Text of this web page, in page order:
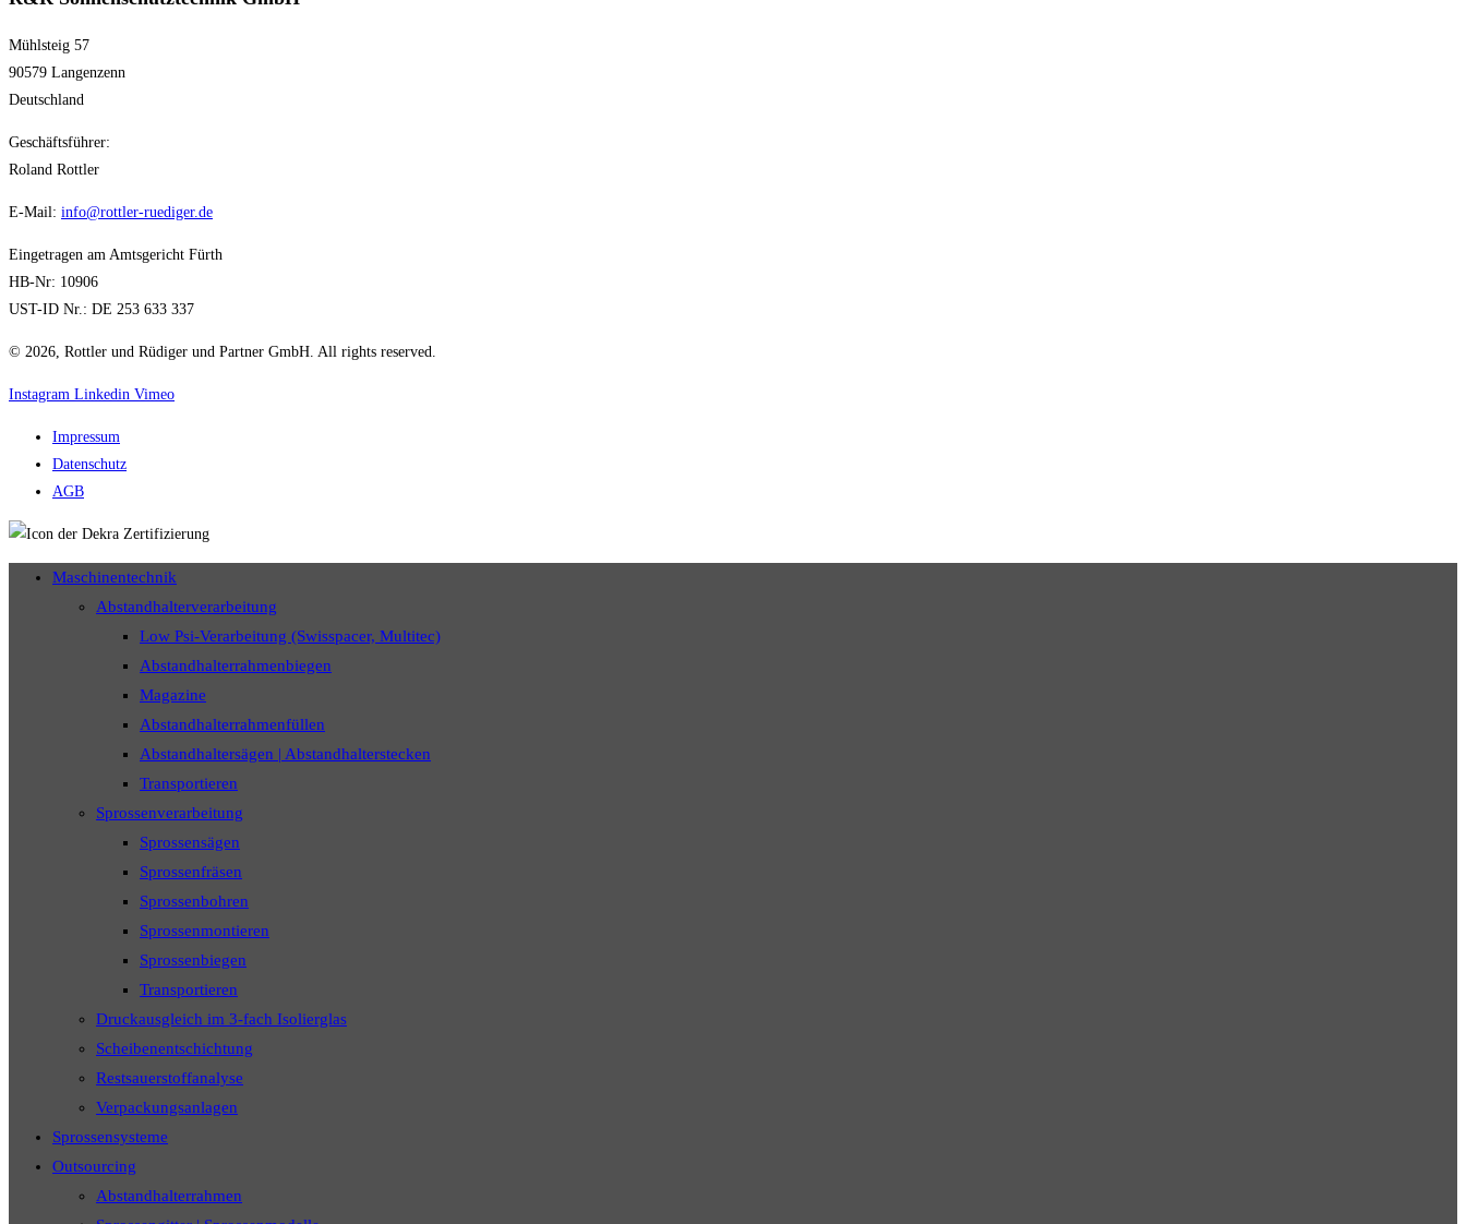
Mühlsteig 57
90579 Langenzenn
Deutschland
Geschäftsführer:
Roland Rottler
E-Mail: info@rottler-ruediger.de
Eingetragen am Amtsgericht Fürth
HB-Nr: 10906
UST-ID Nr.: DE 253 633 337
© 2026, Rottler und Rüdiger und Partner GmbH. All rights reserved.
Instagram Linkedin Vimeo
Impressum
Datenschutz
AGB
Maschinentechnik
Abstandhalterverarbeitung
Low Psi-Verarbeitung (Swisspacer, Multitec)
Abstandhalterrahmenbiegen
Magazine
Abstandhalterrahmenfüllen
Abstandhaltersägen | Abstandhalterstecken
Transportieren
Sprossenverarbeitung
Sprossensägen
Sprossenfräsen
Sprossenbohren
Sprossenmontieren
Sprossenbiegen
Transportieren
Druckausgleich im 3-fach Isolierglas
Scheibenentschichtung
Restsauerstoffanalyse
Verpackungsanlagen
Sprossensysteme
Outsourcing
Abstandhalterrahmen